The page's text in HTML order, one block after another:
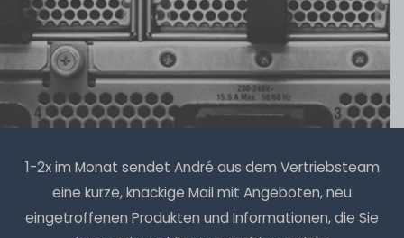
Thermal Grizzly Aeronaut Wärmeleitpaste / Thermal
Paste - 1.5ml Tube - TG-A-015-R
Stück sofort lieferbar
3.9 Gramm| 1.769,23 € / Kilogramm
1-2x im Monat sendet André aus dem Vertriebsteam
eine kurze, knackige Mail mit Angeboten, neu
eingetroffenen Produkten und Informationen, die Sie